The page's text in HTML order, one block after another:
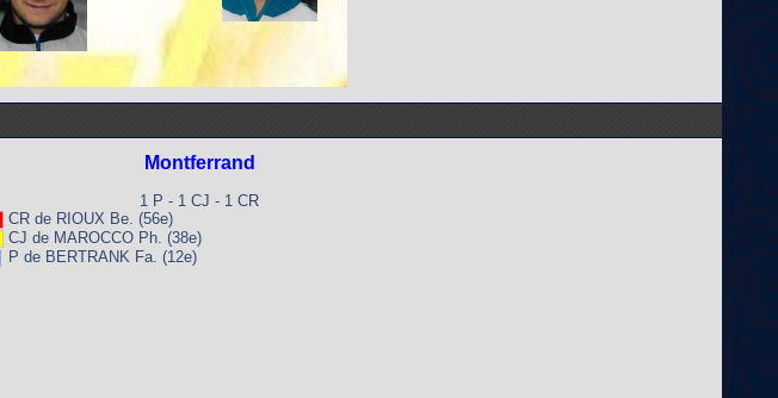
Montferrand
1 P - 1 CJ - 1 CR
CR de RIOUX Be. (56e)
CJ de MAROCCO Ph. (38e)
P de BERTRANK Fa. (12e)